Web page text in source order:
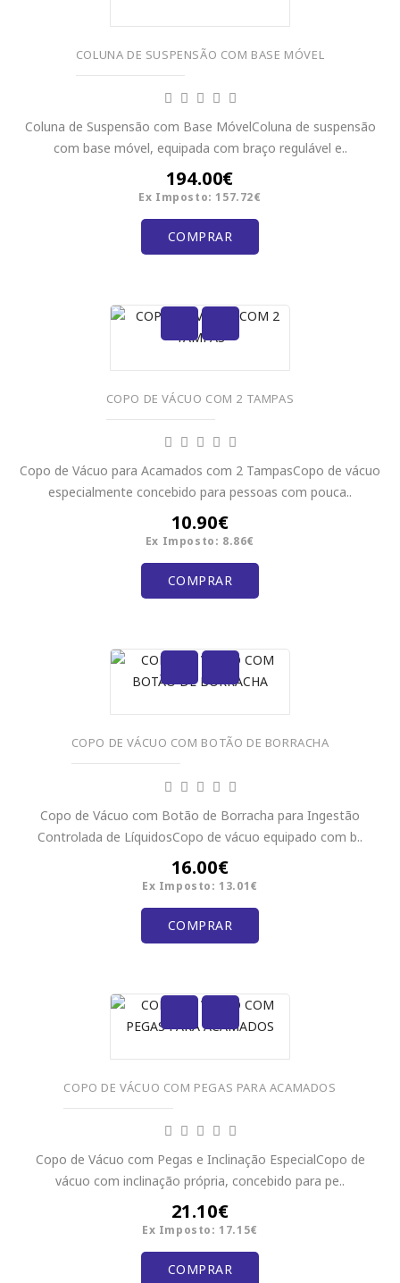
COLUNA DE SUSPENSÃO COM BASE MÓVEL
Coluna de Suspensão com Base MóvelColuna de suspensão
com base móvel, equipada com braço regulável e..
194.00€
Ex Imposto: 157.72€
COMPRAR
COPO DE VÁCUO COM 2 TAMPAS
Copo de Vácuo para Acamados com 2 TampasCopo de vácuo
especialmente concebido para pessoas com pouca..
10.90€
Ex Imposto: 8.86€
COMPRAR
COPO DE VÁCUO COM BOTÃO DE BORRACHA
Copo de Vácuo com Botão de Borracha para Ingestão
Controlada de LíquidosCopo de vácuo equipado com b..
16.00€
Ex Imposto: 13.01€
COMPRAR
COPO DE VÁCUO COM PEGAS PARA ACAMADOS
Copo de Vácuo com Pegas e Inclinação EspecialCopo de
vácuo com inclinação própria, concebido para pe..
21.10€
Ex Imposto: 17.15€
COMPRAR